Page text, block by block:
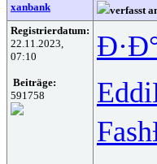
xanbank verfasst
Registrierdatum:
22.11.2023,
07:10
Beiträge:
591758
Eddi
Fash